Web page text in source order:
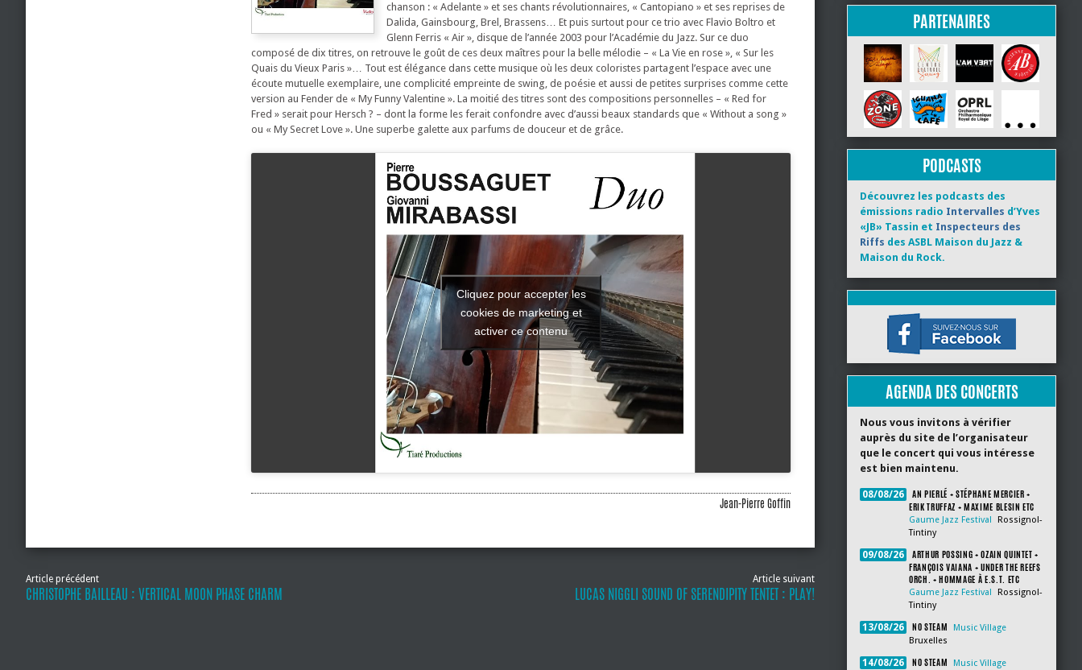
chanson : « Adelante » et ses chants révolutionnaires, « Cantopiano » et ses reprises de
Dalida, Gainsbourg, Brel, Brassens… Et puis surtout pour ce trio avec Flavio Boltro et
Glenn Ferris « Air », disque de l’année 2003 pour l’Académie du Jazz. Sur ce duo
composé de dix titres, on retrouve le goût de ces deux maîtres pour la belle mélodie – « La Vie en rose », « Sur les
Quais du Vieux Paris »… Tout est élégance dans cette musique où les deux coloristes partagent l’espace avec une
écoute mutuelle exemplaire, une complicité empreinte de swing, de poésie et aussi de petites surprises comme cette
version au Fender de « My Funny Valentine ». La moitié des titres sont des compositions personnelles – « Red for
Fred » serait pour Hersch ? – dont la forme les ferait confondre avec d’aussi beaux standards que « Without a song »
ou « My Secret Love ». Une superbe galette aux parfums de douceur et de grâce.
Cliquez pour accepter les
cookies de marketing et
activer ce contenu
Jean-Pierre Goffin
Article précédent
CHRISTOPHE BAILLEAU : VERTICAL MOON PHASE CHARM
Article suivant
LUCAS NIGGLI SOUND OF SERENDIPITY TENTET : PLAY!
PARTENAIRES
PODCASTS
Découvrez les podcasts des
émissions radio Intervalles d’Yves
«JB» Tassin et Inspecteurs des
Riffs des ASBL Maison du Jazz &
Maison du Rock.
AGENDA DES CONCERTS
Nous vous invitons à vérifier
auprès du site de l’organisateur
que le concert qui vous intéresse
est bien maintenu.
08/08/26
AN PIERLÉ + STÉPHANE MERCIER +
ERIK TRUFFAZ + MAXIME BLESIN ETC
Gaume Jazz Festival
Rossignol-
Tintiny
09/08/26
ARTHUR POSSING + OZAIN QUINTET +
FRANÇOIS VAIANA + UNDER THE REEFS
ORCH. + HOMMAGE À E.S.T. ETC
Gaume Jazz Festival
Rossignol-
Tintiny
13/08/26 NO STEAM
Music Village
Bruxelles
14/08/26 NO STEAM
Music Village